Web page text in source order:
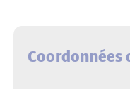
Coordonnées